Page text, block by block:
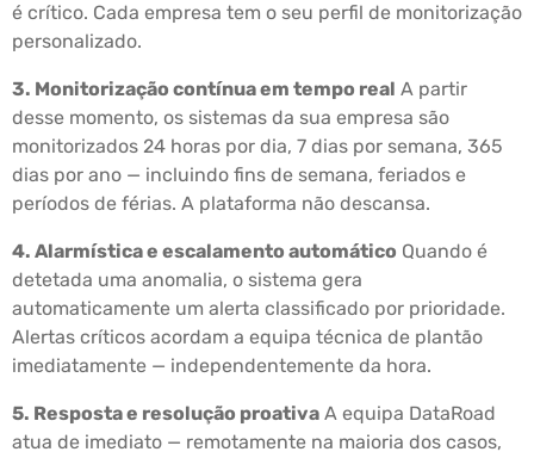
é crítico. Cada empresa tem o seu perfil de monitorização
personalizado.
3. Monitorização contínua em tempo real A partir
desse momento, os sistemas da sua empresa são
monitorizados 24 horas por dia, 7 dias por semana, 365
dias por ano — incluindo fins de semana, feriados e
períodos de férias. A plataforma não descansa.
4. Alarmística e escalamento automático Quando é
detetada uma anomalia, o sistema gera
automaticamente um alerta classificado por prioridade.
Alertas críticos acordam a equipa técnica de plantão
imediatamente — independentemente da hora.
5. Resposta e resolução proativa A equipa DataRoad
atua de imediato — remotamente na maioria dos casos,